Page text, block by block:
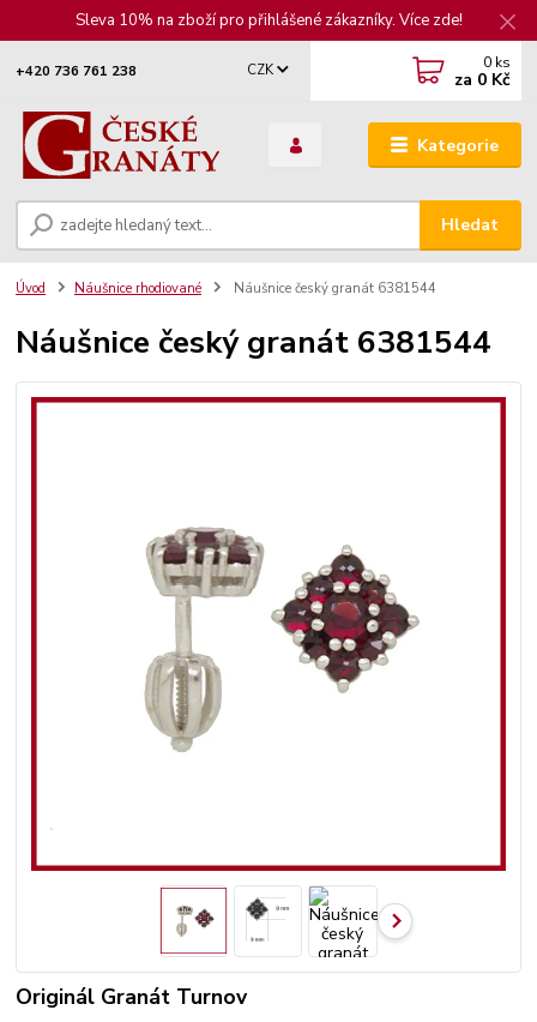
Sleva 10% na zboží pro přihlášené zákazníky. Více zde!
Kategorie
CZK
Hledat
+420 736 761 238 0 ks
za 0 Kč
Úvod Náušnice rhodiované Náušnice český granát 6381544
Náušnice český granát 6381544
Originál Granát Turnov